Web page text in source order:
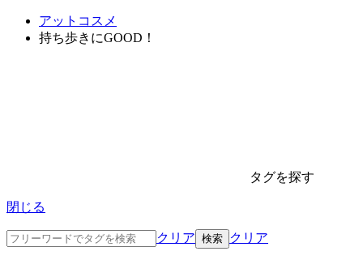
アットコスメ
持ち歩きにGOOD！
タグを探す
閉じる
クリア クリア